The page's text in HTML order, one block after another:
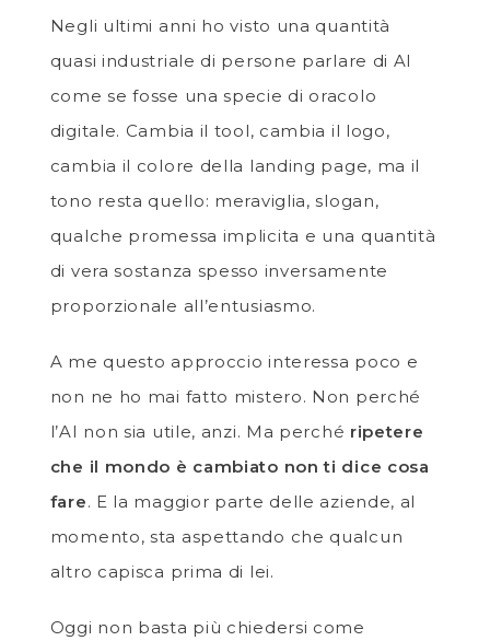
Negli ultimi anni ho visto una quantità
quasi industriale di persone parlare di AI
come se fosse una specie di oracolo
digitale. Cambia il tool, cambia il logo,
cambia il colore della landing page, ma il
tono resta quello: meraviglia, slogan,
qualche promessa implicita e una quantità
di vera sostanza spesso inversamente
proporzionale all’entusiasmo.
A me questo approccio interessa poco e
non ne ho mai fatto mistero. Non perché
l’AI non sia utile, anzi. Ma perché ripetere
che il mondo è cambiato non ti dice cosa
fare. E la maggior parte delle aziende, al
momento, sta aspettando che qualcun
altro capisca prima di lei.
Oggi non basta più chiedersi come